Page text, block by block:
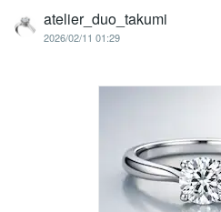
atelier_duo_takumi
2026/02/11 01:29